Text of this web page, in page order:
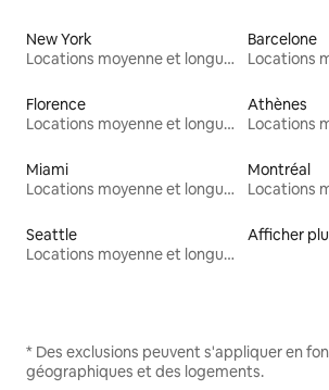
New York
Locations moyenne et longue durée
Barcelone
Florence
Locations moyenne et longue durée
Athènes
Miami
Locations moyenne et longue durée
Montréal
Seattle
Locations moyenne et longue durée
Afficher
* Des exclusions peuvent s'appliquer en
géographiques et des logements.